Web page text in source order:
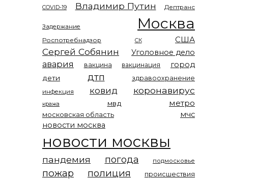
COVID-19 Владимир Путин Дептранс
Задержание Москва
Роспотребнадзор СК США
Сергей Собянин Уголовное дело
авария вакцина вакцинация город
дети дтп здравоохранение
инфекция ковид коронавирус
кража мвд метро
московская область
мчс
новости москва
новости москвы
пандемия погода подмосковье
пожар полиция происшествия